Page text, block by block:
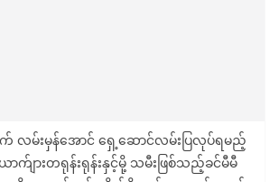
လမ်းမှန်အောင် ရှေ့ဆောင်လမ်းပြလုပ်ရမည့်
က်ျားတရုန်းရုန်းနှင့်မို့ သမီးဖြစ်သည့်ခင်မီမီ